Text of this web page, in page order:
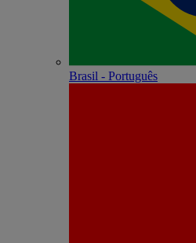
Brasil - Português